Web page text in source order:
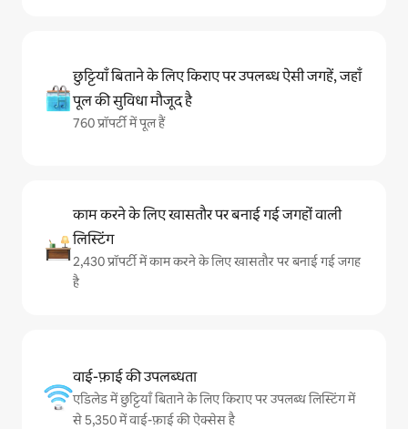
छुट्टियाँ बिताने के लिए किराए पर उपलब्ध ऐसी जगहें, जहाँ
पूल की सुविधा मौजूद है
760 प्रॉपर्टी में पूल हैं
काम करने के लिए खासतौर पर बनाई गई जगहों वाली
लिस्टिंग
2,430 प्रॉपर्टी में काम करने के लिए खासतौर पर बनाई गई जगह
है
वाई-फ़ाई की उपलब्धता
एडिलेड में छुट्टियाँ बिताने के लिए किराए पर उपलब्ध लिस्टिंग में
से 5,350 में वाई-फ़ाई की ऐक्सेस है